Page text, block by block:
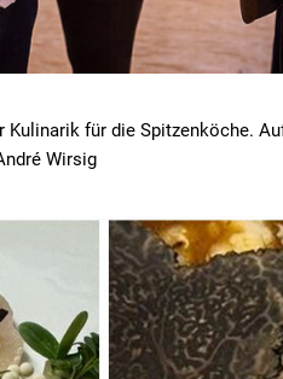
für die Spitzenköche.
Wirsig